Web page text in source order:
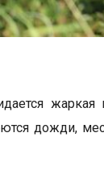
жаркая
дожди,